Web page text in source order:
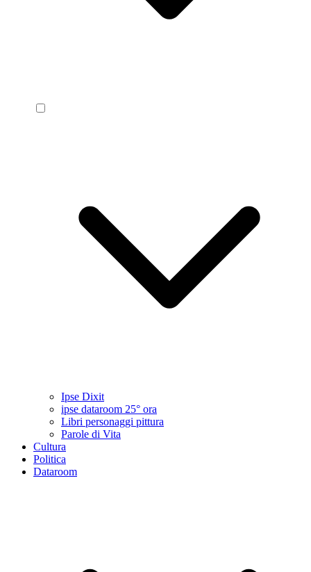
Ipse Dixit
ipse dataroom 25° ora
Libri personaggi pittura
Parole di Vita
Cultura
Politica
Dataroom